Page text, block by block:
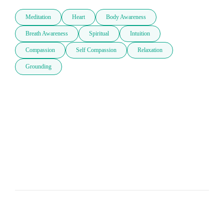
Meditation Heart Body Awareness
Breath Awareness Spiritual Intuition
Compassion Self Compassion Relaxation
Grounding